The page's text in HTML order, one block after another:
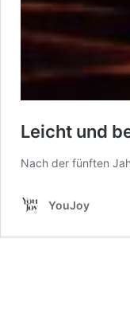
Leicht und
Nach der fünften
YouJoy